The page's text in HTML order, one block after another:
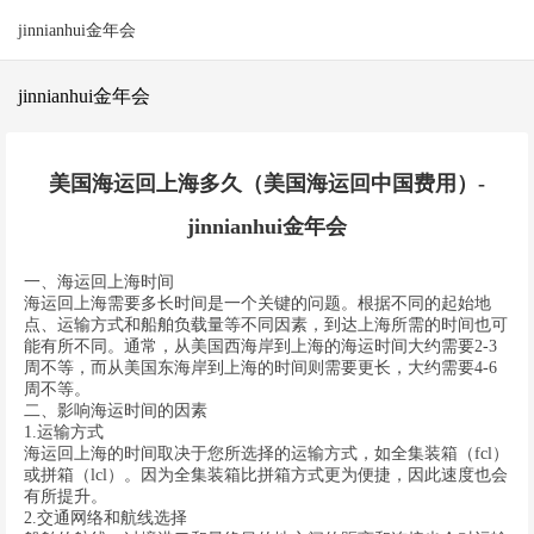
jinnianhui金年会
jinnianhui金年会
美国海运回上海多久（美国海运回中国费用）-
jinnianhui金年会
一、海运回上海时间
海运回上海需要多长时间是一个关键的问题。根据不同的起始地
点、运输方式和船舶负载量等不同因素，到达上海所需的时间也可
能有所不同。通常，从美国西海岸到上海的海运时间大约需要2-3
周不等，而从美国东海岸到上海的时间则需要更长，大约需要4-6
周不等。
二、影响海运时间的因素
1.运输方式
海运回上海的时间取决于您所选择的运输方式，如全集装箱（fcl）
或拼箱（lcl）。因为全集装箱比拼箱方式更为便捷，因此速度也会
有所提升。
2.交通网络和航线选择